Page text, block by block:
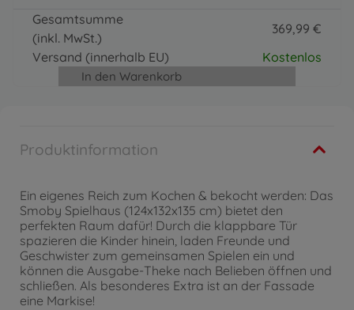
Produktinformation
Ein eigenes Reich zum Kochen & bekocht werden: Das
Smoby Spielhaus (124x132x135 cm) bietet den
perfekten Raum dafür! Durch die klappbare Tür
spazieren die Kinder hinein, laden Freunde und
Geschwister zum gemeinsamen Spielen ein und
können die Ausgabe-Theke nach Belieben öffnen und
schließen. Als besonderes Extra ist an der Fassade
eine Markise!
Gesamtsumme
(inkl. MwSt.)
369,99 €
Versand (innerhalb EU) Kostenlos
In den Warenkorb